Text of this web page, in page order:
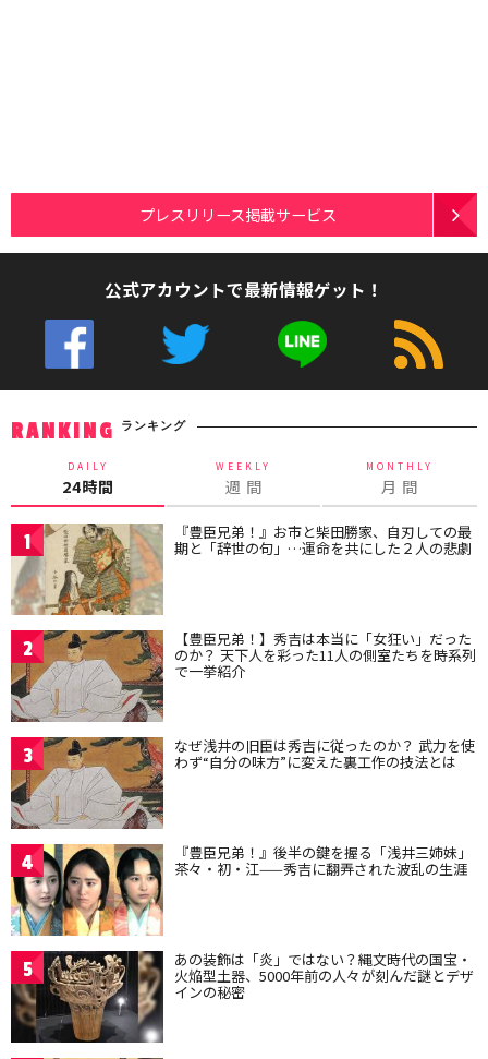
プレスリリース掲載サービス
公式アカウントで最新情報ゲット！
RANKING ランキング
DAILY
24時間
WEEKLY
週 間
MONTHLY
月 間
1 『豊臣兄弟！』お市と柴田勝家、自刃しての最
期と「辞世の句」…運命を共にした２人の悲劇
2 【豊臣兄弟！】秀吉は本当に「女狂い」だった
のか？ 天下人を彩った11人の側室たちを時系列
で一挙紹介
3 なぜ浅井の旧臣は秀吉に従ったのか？ 武力を使
わず“自分の味方”に変えた裏工作の技法とは
4 『豊臣兄弟！』後半の鍵を握る「浅井三姉妹」
茶々・初・江——秀吉に翻弄された波乱の生涯
5 あの装飾は「炎」ではない？縄文時代の国宝・
火焔型土器、5000年前の人々が刻んだ謎とデザ
インの秘密